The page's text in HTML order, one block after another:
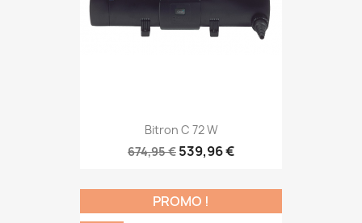
Bitron C 72 W
674,95 € 539,96 €
PROMO !